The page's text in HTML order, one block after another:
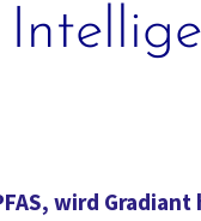
wird